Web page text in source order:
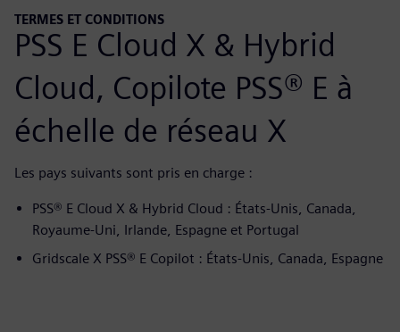
TERMES ET CONDITIONS
PSS E Cloud X & Hybrid
Cloud, Copilote PSS® E à
échelle de réseau X
Les pays suivants sont pris en charge :
PSS® E Cloud X & Hybrid Cloud : États-Unis, Canada,
Royaume-Uni, Irlande, Espagne et Portugal
Gridscale X PSS® E Copilot : États-Unis, Canada, Espagne